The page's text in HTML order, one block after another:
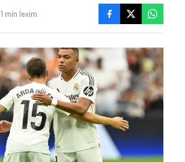
1 min lexim